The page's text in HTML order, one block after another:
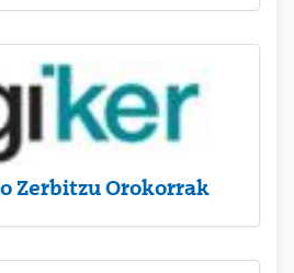
Zerbitzu Orokorrak